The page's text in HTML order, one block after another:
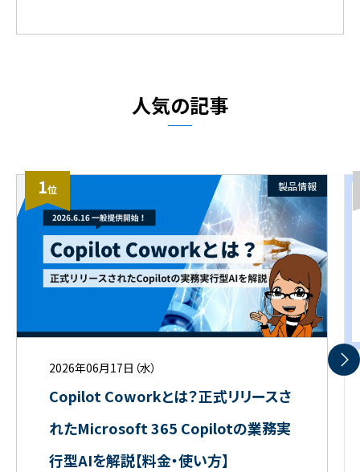
人気の記事
1位 製品情報
2026年06月17日（水）
Copilot Coworkとは？正式リリースさ
れたMicrosoft 365 Copilotの業務実
行型AIを解説【料金・使い方】